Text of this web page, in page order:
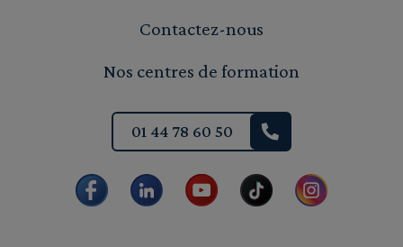
Contactez-nous
Nos centres de formation
01 44 78 60 50